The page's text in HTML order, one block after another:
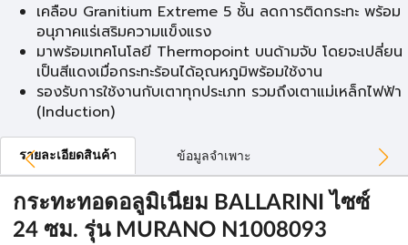
เคลือบ Granitium Extreme 5 ชั้น ลดการติดกระทะ พร้อม
อนุภาคแร่เสริมความแข็งแรง
มาพร้อมเทคโนโลยี Thermopoint บนด้ามจับ โดยจะเปลี่ยน
เป็นสีแดงเมื่อกระทะร้อนได้อุณหภูมิพร้อมใช้งาน
รองรับการใช้งานกับเตาทุกประเภท รวมถึงเตาแม่เหล็กไฟฟ้า
(Induction)
รายละเอียดสินค้า ข้อมูลจำเพาะ
กระทะทอดอลูมิเนียม BALLARINI ไซซ์
24 ซม. รุ่น MURANO N1008093